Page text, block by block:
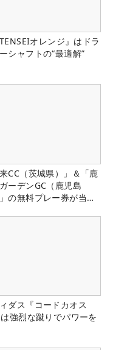
オレンジ』はドラ
シャフトの“最適解”
来CC（茨城県）」＆「鹿
ーデンGC（鹿児島
の無料プレー券が当た
ダス『コードカオス
強烈な蹴りでパワーを